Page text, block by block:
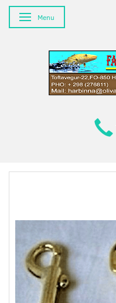
Skifte navigation
Menu